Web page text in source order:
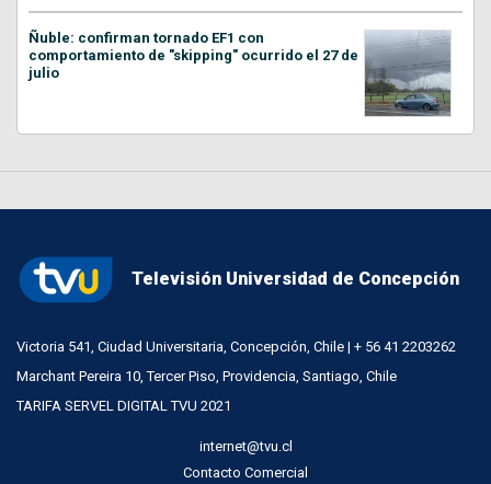
Ñuble: confirman tornado EF1 con
comportamiento de "skipping" ocurrido el 27 de
julio
Televisión Universidad de Concepción
Victoria 541, Ciudad Universitaria, Concepción, Chile | + 56 41 2203262
Marchant Pereira 10, Tercer Piso, Providencia, Santiago, Chile
TARIFA SERVEL DIGITAL TVU 2021
internet@tvu.cl
Contacto Comercial